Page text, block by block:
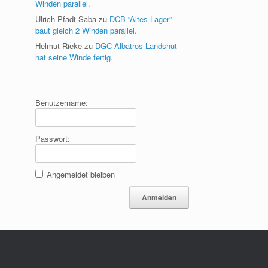
Winden parallel.
Ulrich Pfadt-Saba zu DCB “Altes Lager”
baut gleich 2 Winden parallel.
Helmut Rieke zu DGC Albatros Landshut
hat seine Winde fertig.
Benutzername:
Passwort:
Angemeldet bleiben
Anmelden